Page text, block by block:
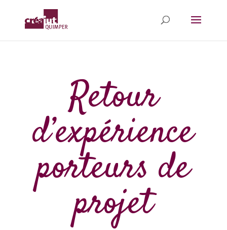
Retour
d’expérience
porteurs de
projet